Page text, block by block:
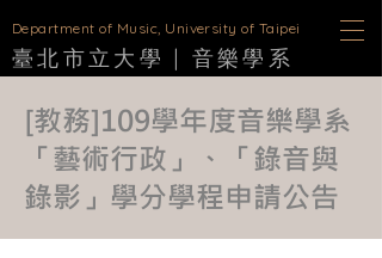
Department of Music, University of Taipei
臺北市立大學 | 音樂學 系
[教務]109學年度音樂學系
「藝術行政」、「錄音與
錄影」學分學程申請公告